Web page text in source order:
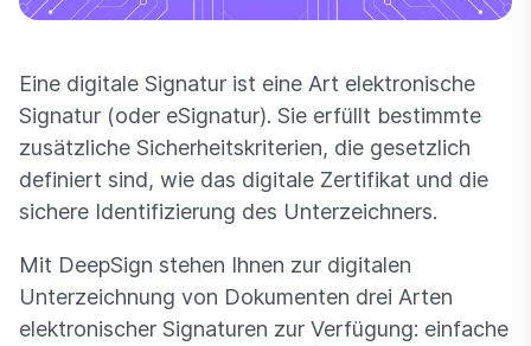
Eine digitale Signatur ist eine Art elektronische
Signatur (oder eSignatur). Sie erfüllt bestimmte
zusätzliche Sicherheitskriterien, die gesetzlich
definiert sind, wie das digitale Zertifikat und die
sichere Identifizierung des Unterzeichners.
Mit DeepSign stehen Ihnen zur digitalen
Unterzeichnung von Dokumenten drei Arten
elektronischer Signaturen zur Verfügung: einfache